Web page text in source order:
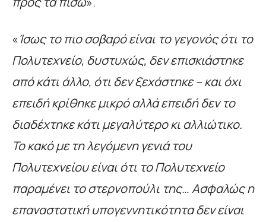
«Ίσως το πιο σοβαρό είναι το γεγονός ότι το
Πολυτεχνείο, δυστυχώς, δεν επισκιάστηκε
από κάτι άλλο, ότι δεν ξεχάστηκε – και όχι
επειδή κρίθηκε μικρό αλλά επειδή δεν το
διαδέχτηκε κάτι μεγαλύτερο κι αλλιώτικο.
Το κακό με τη λεγόμενη γενιά του
Πολυτεχνείου είναι ότι το Πολυτεχνείο
παραμένει το στερνοπούλι της… Ασφαλώς η
επαναστατική υπογεννητικότητα δεν είναι